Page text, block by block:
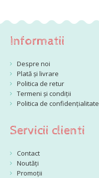
Informatii
Despre noi
Plată și livrare
Politica de retur
Termeni și condiții
Politica de confidențialitate
Servicii clienti
Contact
Noutăți
Promoții